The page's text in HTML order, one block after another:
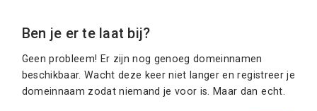
Ben je er te laat bij?
Geen probleem! Er zijn nog genoeg domeinnamen
beschikbaar. Wacht deze keer niet langer en registreer je
domeinnaam zodat niemand je voor is. Maar dan echt.